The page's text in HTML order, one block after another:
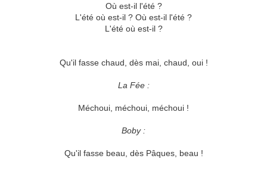
Où est-il l'été ?
L'été où est-il ? Où est-il l'été ?
L'été où est-il ?
Qu'il fasse chaud, dès mai, chaud, oui !
La Fée :
Méchoui, méchoui, méchoui !
Boby :
Qu'il fasse beau, dès Pâques, beau !